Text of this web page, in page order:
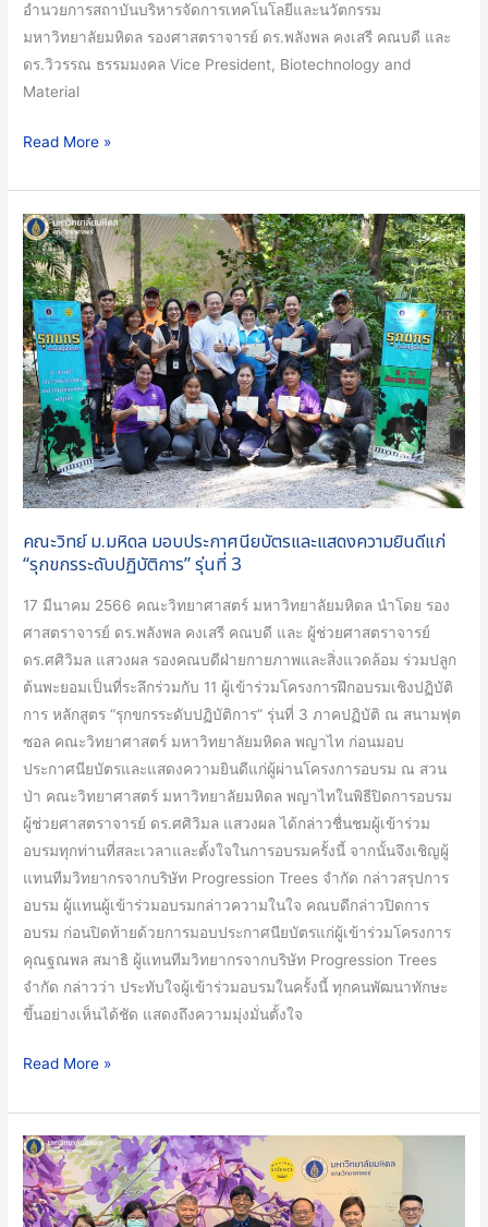
อำนวยการสถาบันบริหารจัดการเทคโนโลยีและนวัตกรรม
มหาวิทยาลัยมหิดล รองศาสตราจารย์ ดร.พลังพล คงเสรี คณบดี และ
ดร.วิวรรณ ธรรมมงคล Vice President, Biotechnology and
Material
มอง
ด้าน
งาน
วิจัย
นวัตกรรม
ภาค
เอกชน
ปั้น
งาน
วิจัย
เชิง
พาณิชย์
ตอบ
โจทย์
เศรษฐกิจ
หมุนเวียน
Read More »
คณะวิทย์ ม.มหิดล มอบประกาศนียบัตรและแสดงความยินดีแก่
“รุกขกรระดับปฏิบัติการ” รุ่นที่ 3
17 มีนาคม 2566 คณะวิทยาศาสตร์ มหาวิทยาลัยมหิดล นำโดย รอง
ศาสตราจารย์ ดร.พลังพล คงเสรี คณบดี และ ผู้ช่วยศาสตราจารย์
ดร.ศศิวิมล แสวงผล รองคณบดีฝ่ายกายภาพและสิ่งแวดล้อม ร่วมปลูก
ต้นพะยอมเป็นที่ระลึกร่วมกับ 11 ผู้เข้าร่วมโครงการฝึกอบรมเชิงปฏิบัติ
การ หลักสูตร “รุกขกรระดับปฏิบัติการ” รุ่นที่ 3 ภาคปฏิบัติ ณ สนามฟุต
ซอล คณะวิทยาศาสตร์ มหาวิทยาลัยมหิดล พญาไท ก่อนมอบ
ประกาศนียบัตรและแสดงความยินดีแก่ผู้ผ่านโครงการอบรม ณ สวน
ป่า คณะวิทยาศาสตร์ มหาวิทยาลัยมหิดล พญาไทในพิธีปิดการอบรม
ผู้ช่วยศาสตราจารย์ ดร.ศศิวิมล แสวงผล ได้กล่าวชื่นชมผู้เข้าร่วม
อบรมทุกท่านที่สละเวลาและตั้งใจในการอบรมครั้งนี้ จากนั้นจึงเชิญผู้
แทนทีมวิทยากรจากบริษัท Progression Trees จำกัด กล่าวสรุปการ
อบรม ผู้แทนผู้เข้าร่วมอบรมกล่าวความในใจ คณบดีกล่าวปิดการ
อบรม ก่อนปิดท้ายด้วยการมอบประกาศนียบัตรแก่ผู้เข้าร่วมโครงการ
คุณฐณพล สมาธิ ผู้แทนทีมวิทยากรจากบริษัท Progression Trees
จำกัด กล่าวว่า ประทับใจผู้เข้าร่วมอบรมในครั้งนี้ ทุกคนพัฒนาทักษะ
ขึ้นอย่างเห็นได้ชัด แสดงถึงความมุ่งมั่นตั้งใจ
คณะ
วิทย์
ม.มหิดล
มอบ
ประกาศนียบัตร
และ
แสดง
ความ
ยินดี
แก่
“รุกข
ระดับ
ปฏิบัติ
การ”
รุ่น
ที่
3
Read More »
คณะ
วิทย์
ม.มหิดล